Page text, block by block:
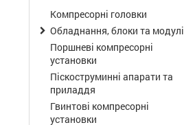
Компресорні головки
Обладнання, блоки та модулі
Поршневі компресорні
установки
Піскоструминні апарати та
приладдя
Гвинтові компресорні
установки